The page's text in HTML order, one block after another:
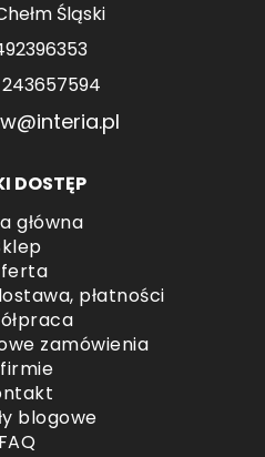
Śląski
243657594
DOSTĘP
główna
płatności
zamówienia
blogowe
FAQ